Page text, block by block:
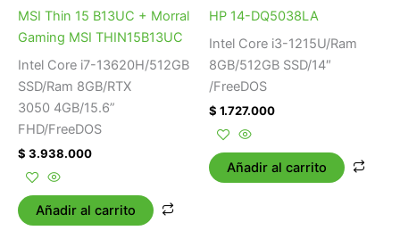
MSI Thin 15 B13UC + Morral
Gaming MSI THIN15B13UC
Intel Core i7-13620H/512GB
SSD/Ram 8GB/RTX
3050 4GB/15.6”
FHD/FreeDOS
$ 3.938.000
Añadir al carrito
HP 14-DQ5038LA
Intel Core i3-1215U/Ram
8GB/512GB SSD/14″
/FreeDOS
$ 1.727.000
Añadir al carrito